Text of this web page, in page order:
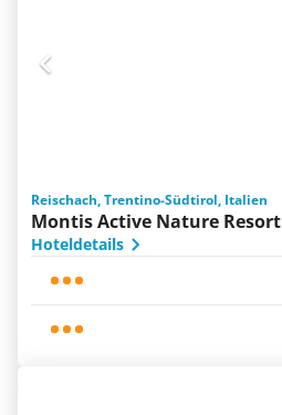
Reischach, Trentino-Südtirol, Italien
Montis Active Nature Resort
Hoteldetails